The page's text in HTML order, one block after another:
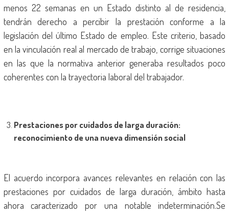
menos 22 semanas en un Estado distinto al de residencia,
tendrán derecho a percibir la prestación conforme a la
legislación del último Estado de empleo. Este criterio, basado
en la vinculación real al mercado de trabajo, corrige situaciones
en las que la normativa anterior generaba resultados poco
coherentes con la trayectoria laboral del trabajador.
Prestaciones por cuidados de larga duración:
reconocimiento de una nueva dimensión social
El acuerdo incorpora avances relevantes en relación con las
prestaciones por cuidados de larga duración, ámbito hasta
ahora caracterizado por una notable indeterminación.Se